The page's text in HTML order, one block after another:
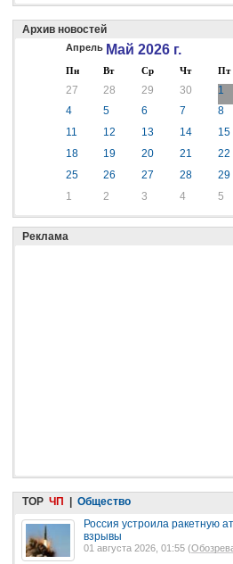
Архив новостей
Апрель Май 2026 г.
Пн Вт Ср Чт Пт
27 28 29 30 1
4
5 6 7 8
11
12 13 14 15
18
19 20 21 22
25
26 27 28 29
1
2 3 4 5
Реклама
TOP ЧП | Общество
Россия устроила ракетную
взрывы
01 августа 2026, 01:55 (